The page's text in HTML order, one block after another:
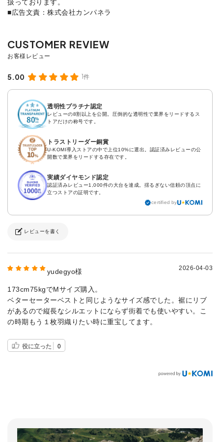
■広告文責：株式会社カンパネラ
5.00 1件
透明性プラチナ認定
レビューの8割以上を公開。圧倒的な透明性で業界をリードするス
トアだけの称号です。
トラストリーダー銅賞
U-KOMI導入ストアの中で上位10%に選出。認証済みレビューの公
開数で業界をリードする存在です。
実績ダイヤモンド認定
認証済みレビュー1,000件の大台を達成。揺るぎない信頼の頂点に
立つストアの証明です。
certified by
レビューを書く
yudegyo様 2026-04-03
173cm75kgでMサイズ購入。
ベターセーターベストと同じようなサイズ感でした。裾にリブ
があるので縦長なシルエットにならず街着でも使いやすい。こ
の時期もう１枚羽織りたい時に重宝してます。
役に立った 0